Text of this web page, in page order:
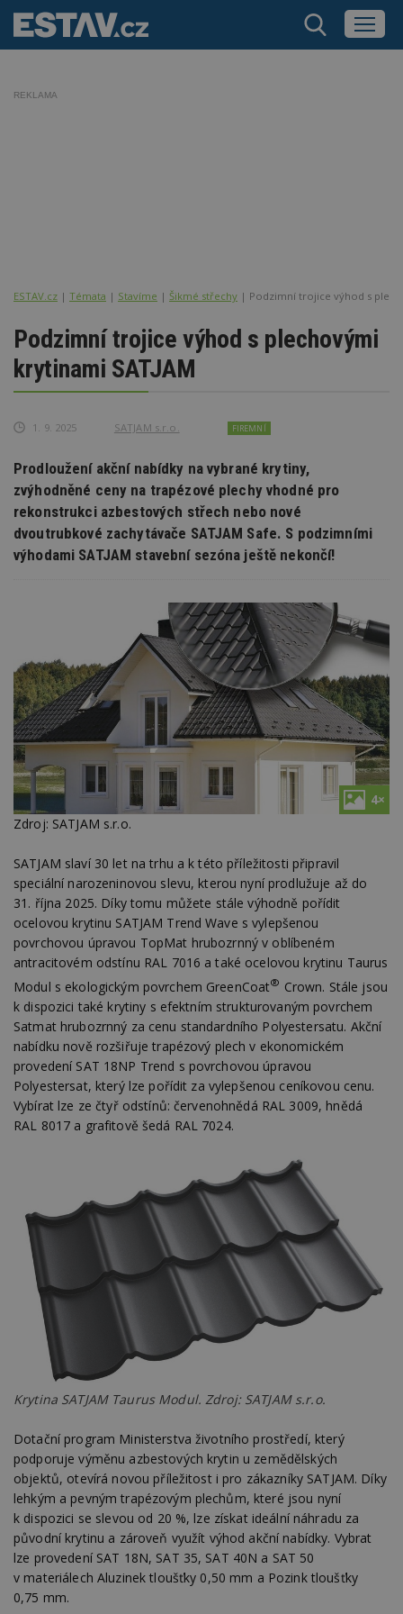
REKLAMA
ESTAV.cz Témata Stavíme Šikmé střechy Podzimní trojice výhod s
Podzimní trojice výhod s plechovými
krytinami SATJAM
1. 9. 2025 SATJAM s.r.o. FIREMNÍ
Prodloužení akční nabídky na vybrané krytiny,
zvýhodněné ceny na trapézové plechy vhodné pro
rekonstrukci azbestových střech nebo nové
dvoutrubkové zachytávače SATJAM Safe. S podzimními
výhodami SATJAM stavební sezóna ještě nekončí!
4×
Zdroj: SATJAM s.r.o.
SATJAM slaví 30 let na trhu a k této příležitosti připravil
speciální narozeninovou slevu, kterou nyní prodlužuje až do
31. října 2025. Díky tomu můžete stále výhodně pořídit
ocelovou krytinu SATJAM Trend Wave s vylepšenou
povrchovou úpravou TopMat hrubozrnný v oblíbeném
antracitovém odstínu RAL 7016 a také ocelovou krytinu Taurus
Modul s ekologickým povrchem GreenCoat® Crown. Stále jsou
k dispozici také krytiny s efektním strukturovaným povrchem
Satmat hrubozrnný za cenu standardního Polyestersatu. Akční
nabídku nově rozšiřuje trapézový plech v ekonomickém
provedení SAT 18NP Trend s povrchovou úpravou
Polyestersat, který lze pořídit za vylepšenou ceníkovou cenu.
Vybírat lze ze čtyř odstínů: červenohnědá RAL 3009, hnědá
RAL 8017 a grafitově šedá RAL 7024.
Krytina SATJAM Taurus Modul. Zdroj: SATJAM s.r.o.
Dotační program Ministerstva životního prostředí, který
podporuje výměnu azbestových krytin u zemědělských
objektů, otevírá novou příležitost i pro zákazníky SATJAM. Díky
lehkým a pevným trapézovým plechům, které jsou nyní
k dispozici se slevou od 20 %, lze získat ideální náhradu za
původní krytinu a zároveň využít výhod akční nabídky. Vybrat
lze provedení SAT 18N, SAT 35, SAT 40N a SAT 50
v materiálech Aluzinek tloušťky 0,50 mm a Pozink tloušťky
0,75 mm.